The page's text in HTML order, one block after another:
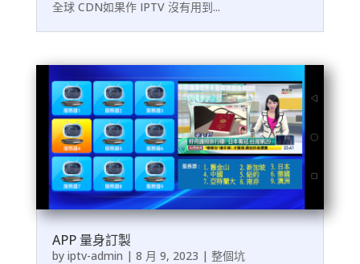
全球 CDN如果作 IPTV 沒有用到...
APP 量身訂製
by iptv-admin | 8 月 9, 2023 | 整個坑